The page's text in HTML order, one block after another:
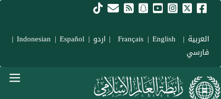
Skip to main content
العربية |
Français
| English
| اردو |
Indonesian |Español
|
فارسي